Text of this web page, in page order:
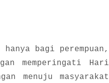
bagi perempuan,
memperingati Hari
menuju masyarakat